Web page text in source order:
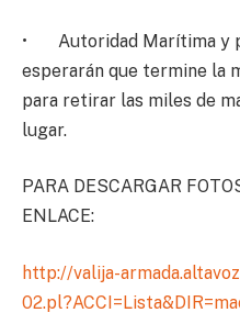
• Autoridad Marítima y
esperarán que termine la
para retirar las miles de
lugar.
PARA DESCARGAR
ENLACE:
http://valija-